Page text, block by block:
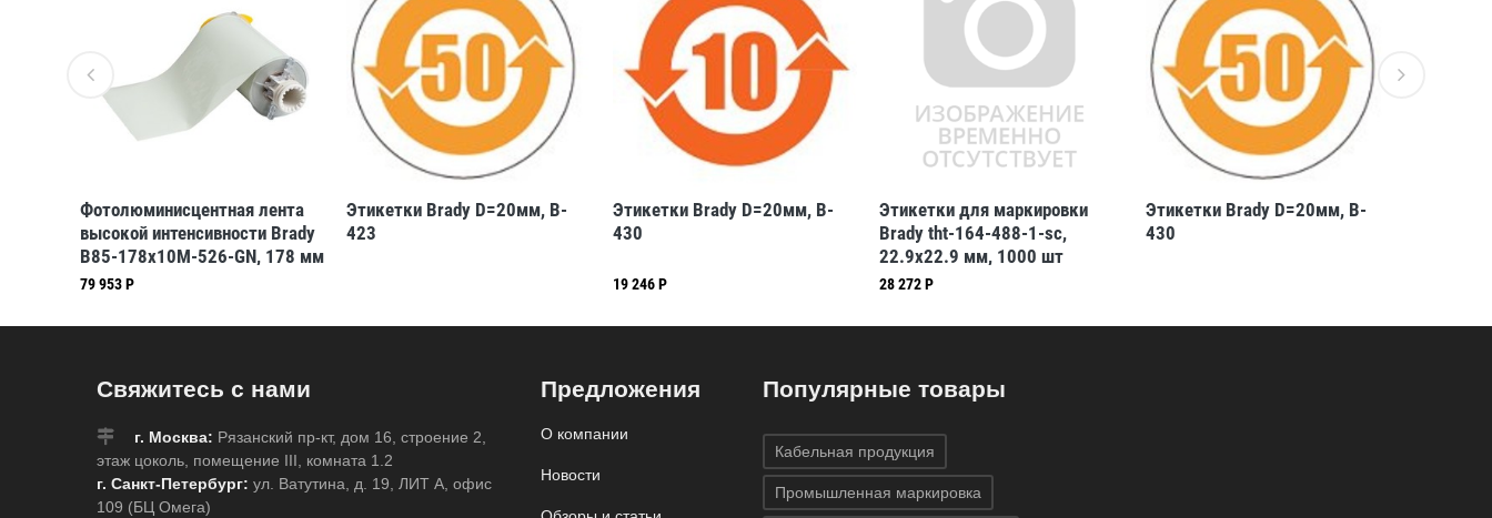
Фотолюминисцентная лента
высокой интенсивности Brady
B85-178x10M-526-GN, 178 мм
* 10 м (BBP85/Powermark)
79 953 Р
Этикетки Brady D=20мм, B-
423
Этикетки Brady D=20мм, B-
430
19 246 Р
Этикетки для маркировки
Brady tht-164-488-1-sc,
22.9x22.9 мм, 1000 шт
28 272 Р
Этикетки Brady D=20мм, B-
430
Свяжитесь с нами
г. Москва: Рязанский пр-кт, дом 16, строение 2,
этаж цоколь, помещение III, комната 1.2
г. Санкт-Петербург: ул. Ватутина, д. 19, ЛИТ А, офис
109 (БЦ Омега)
Предложения
О компании
Новости
Популярные товары
Кабельная продукция
Промышленная маркировка